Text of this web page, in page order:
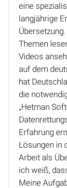
eine
langjährige
Themen
Videos
auf dem
hat
die
„Hetman
Erfahrung
Lösungen in
Arbeit als
ich weiß,
Meine